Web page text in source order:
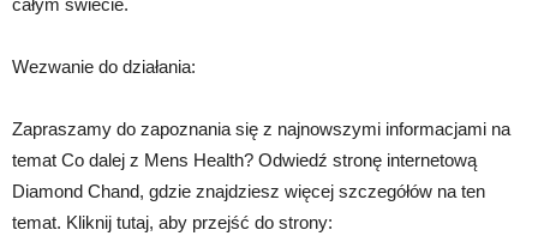
całym świecie.
Wezwanie do działania:
Zapraszamy do zapoznania się z najnowszymi informacjami na
temat Co dalej z Mens Health? Odwiedź stronę internetową
Diamond Chand, gdzie znajdziesz więcej szczegółów na ten
temat. Kliknij tutaj, aby przejść do strony: